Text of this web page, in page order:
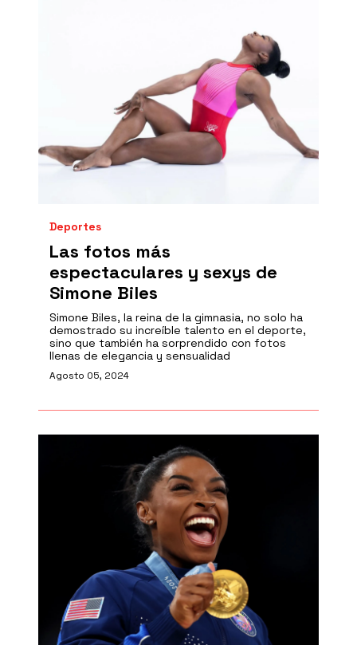
Deportes
Las fotos más
espectaculares y sexys de
Simone Biles
Simone Biles, la reina de la gimnasia, no solo ha
demostrado su increíble talento en el deporte,
sino que también ha sorprendido con fotos
llenas de elegancia y sensualidad
Agosto 05, 2024